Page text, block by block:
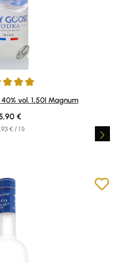
vol. 1,50l Magnum
€ / 1 l)
price:
€